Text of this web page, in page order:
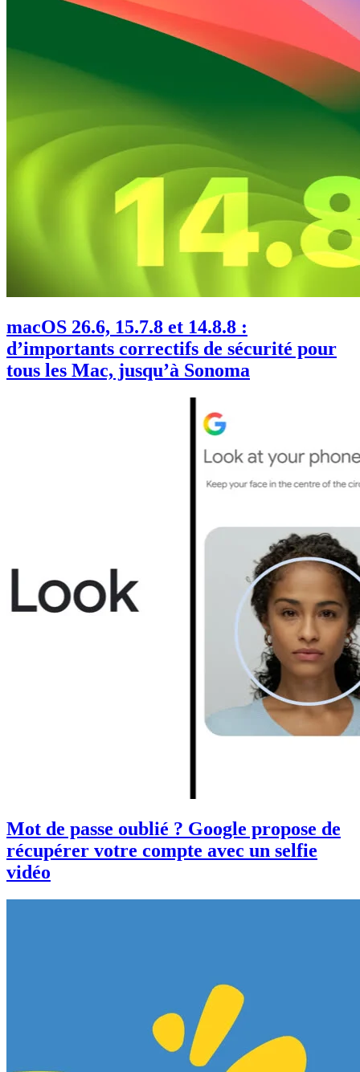
macOS 26.6, 15.7.8 et 14.8.8 :
d’importants correctifs de sécurité pour
tous les Mac, jusqu’à Sonoma
Mot de passe oublié ? Google propose de
récupérer votre compte avec un selfie
vidéo